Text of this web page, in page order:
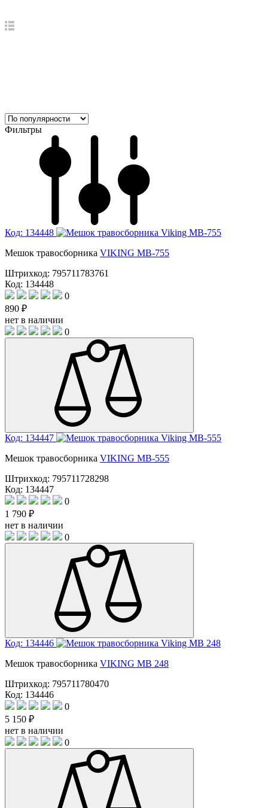
Фильтры
Код: 134448
Мешок травосборника VIKING MB-755
Штрихкод: 795711783761
Код: 134448
0
890 ₽
нет в наличии
0
Код: 134447
Мешок травосборника VIKING MB-555
Штрихкод: 795711728298
Код: 134447
0
1 790 ₽
нет в наличии
0
Код: 134446
Мешок травосборника VIKING MB 248
Штрихкод: 795711780470
Код: 134446
0
5 150 ₽
нет в наличии
0